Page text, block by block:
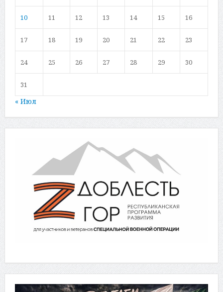
10 11 12 13 14 15 16
17 18 19 20 21 22 23
24 25 26 27 28 29 30
31
« Июл